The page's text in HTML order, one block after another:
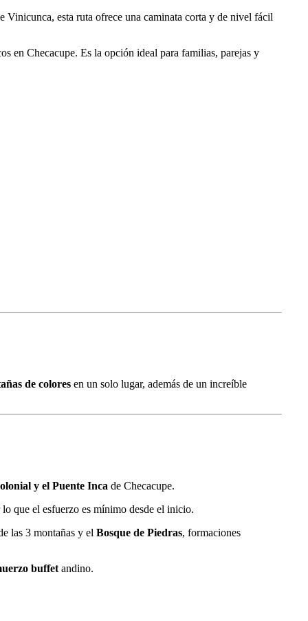
Vinicunca, esta ruta ofrece una caminata corta y de nivel fácil
en Checacupe. Es la opción ideal para familias, parejas y
de colores en un solo lugar, además de un increíble
y el Puente Inca de Checacupe.
que el esfuerzo es mínimo desde el inicio.
las 3 montañas y el Bosque de Piedras, formaciones
buffetandino.